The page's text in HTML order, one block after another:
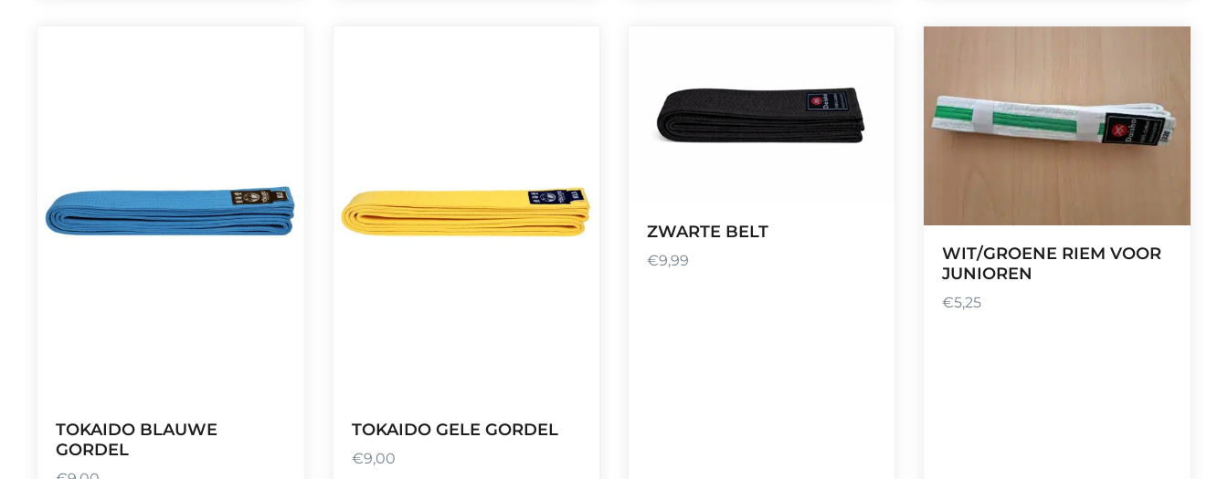
TOKAIDO BLAUWE
GORDEL
TOKAIDO GELE GORDEL
€9,00
ZWARTE BELT
€9,99
WIT/GROENE RIEM VOOR
JUNIOREN
€5,25